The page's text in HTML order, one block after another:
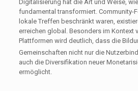
Digitalisierung hat die Art und Weise,
fundamental transformiert. Community-
lokale Treffen beschränkt waren,
erreichen global. Besonders im Kontext
Plattformen wird deutlich, dass die
Gemeinschaften nicht nur die
auch die Diversifikation neuer
ermöglicht.